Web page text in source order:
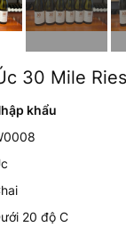
30 Mile
khẩu
20 độ C